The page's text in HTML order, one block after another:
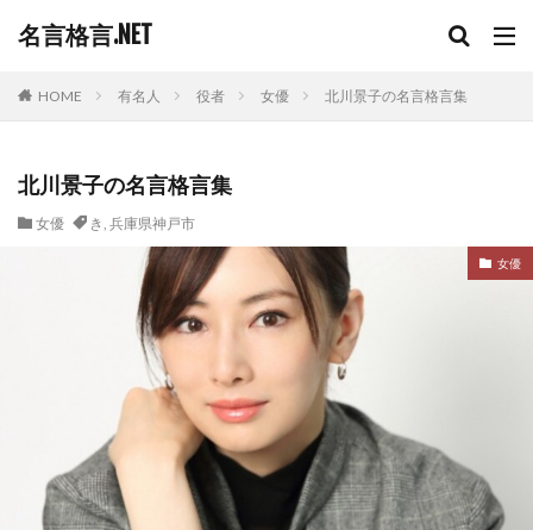
名言格言.NET
HOME 有名人 役者 女優 北川景子の名言格言集
北川景子の名言格言集
女優 き, 兵庫県神戸市
女優